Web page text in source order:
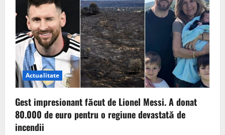
Actualitate
Gest impresionant făcut de Lionel Messi. A donat
80.000 de euro pentru o regiune devastată de
incendii